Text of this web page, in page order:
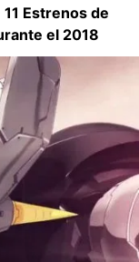
11 Estrenos de
el 2018